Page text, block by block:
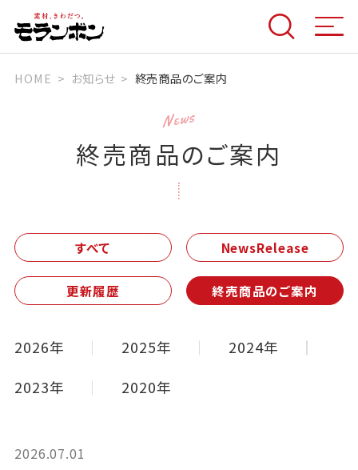
HOME お知らせ 終売商品のご案内
News
終売商品のご案内
すべて NewsRelease
更新履歴 終売商品のご案内
2026年 2025年
2024年
2023年
2020年
2026.07.01